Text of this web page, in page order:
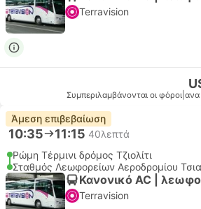
Terravision
Συμπεριλαμβάνονται οι φόροι ανα
Άμεση επιβεβαίωση
10:35 11:15 40λεπτά
Ρώμη Τέρμινι δρόμος Τζιολίτι
Σταθμός Λεωφορείων Αεροδρομίου
Κανονικό AC |
Terravision